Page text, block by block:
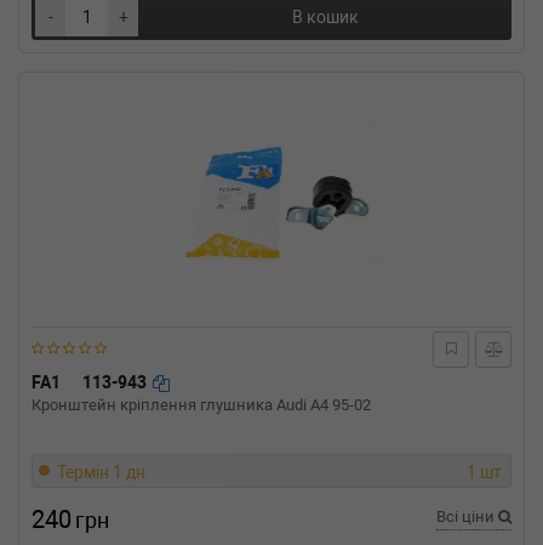
- + В кошик
FA1 113-943
Кронштейн кріплення глушника Audi A4 95-02
Термін 1 дн. 1 шт.
240 грн Всі ціни